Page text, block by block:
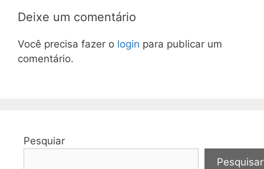
Deixe um comentário
Você precisa fazer o login para publicar um
comentário.
Pesquiar
Pesquisar